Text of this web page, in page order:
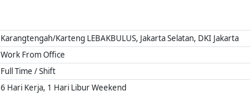
Karangtengah/Karteng LEBAKBULUS, Jakarta Selatan, DKI Jakarta
Work From Office
Full Time / Shift
6 Hari Kerja, 1 Hari Libur Weekend